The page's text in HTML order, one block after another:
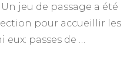
jeu de passage a été
pour accueillir les
passes de …